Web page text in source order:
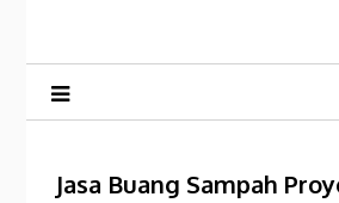
Jasa Buang Sampah